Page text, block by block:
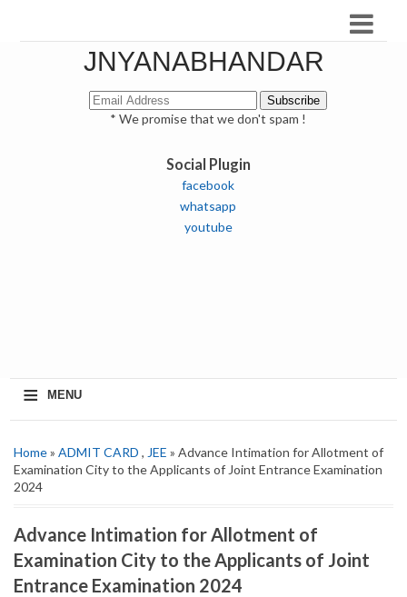
JNYANABHANDAR
* We promise that we don't spam !
Social Plugin
facebook
whatsapp
youtube
≡ MENU
Home» ADMIT CARD , JEE » Advance Intimation for Allotment of
Examination City to the Applicants of Joint Entrance Examination
2024
Advance Intimation for Allotment of
Examination City to the Applicants of Joint
Entrance Examination 2024